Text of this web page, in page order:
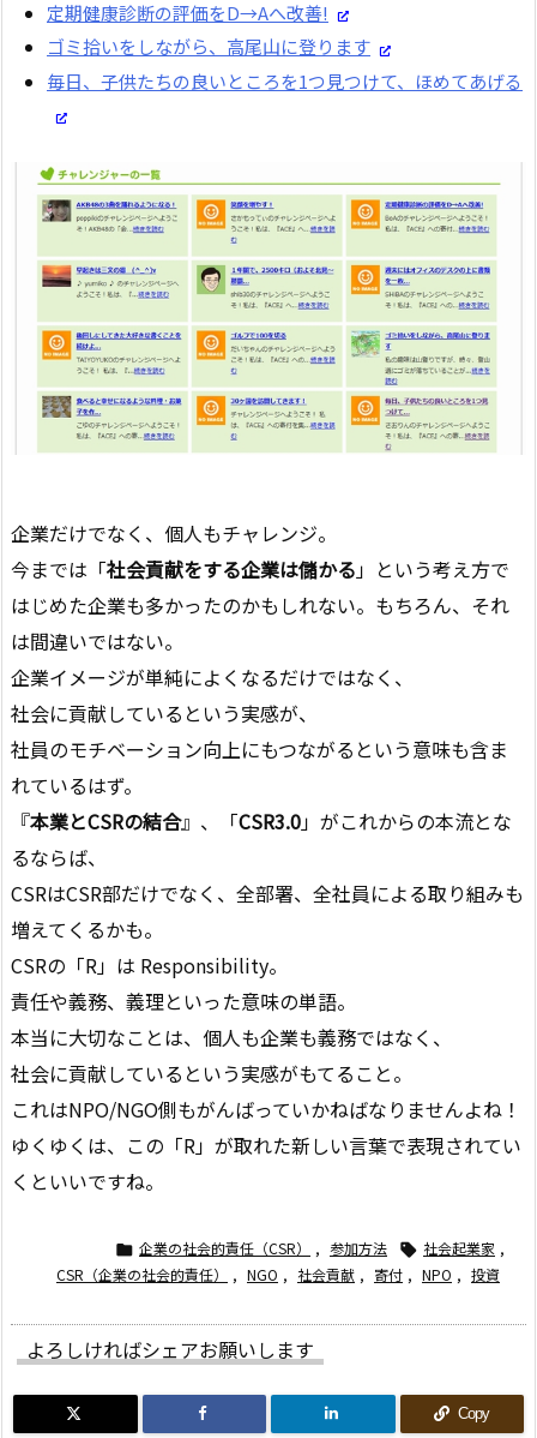
定期健康診断の評価をD→Aへ改善!
ゴミ拾いをしながら、高尾山に登ります
毎日、子供たちの良いところを1つ見つけて、ほめてあげる
企業だけでなく、個人もチャレンジ。
今までは「社会貢献をする企業は儲かる」という考え方で
はじめた企業も多かったのかもしれない。もちろん、それ
は間違いではない。
企業イメージが単純によくなるだけではなく、
社会に貢献しているという実感が、
社員のモチベーション向上にもつながるという意味も含ま
れているはず。
『本業とCSRの結合』、「CSR3.0」がこれからの本流とな
るならば、
CSRはCSR部だけでなく、全部署、全社員による取り組みも
増えてくるかも。
CSRの「R」は Responsibility。
責任や義務、義理といった意味の単語。
本当に大切なことは、個人も企業も義務ではなく、
社会に貢献しているという実感がもてること。
これはNPO/NGO側もがんばっていかねばなりませんよね！
ゆくゆくは、この「R」が取れた新しい言葉で表現されてい
くといいですね。
 企業の社会的責任（CSR） , 参加方法  社会起業家 ,
CSR（企業の社会的責任）
, NGO , 社会貢献 , 寄付 , NPO , 投資
よろしければシェアお願いします
Copy